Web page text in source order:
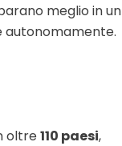
meglio in un
oltre110 paesi,